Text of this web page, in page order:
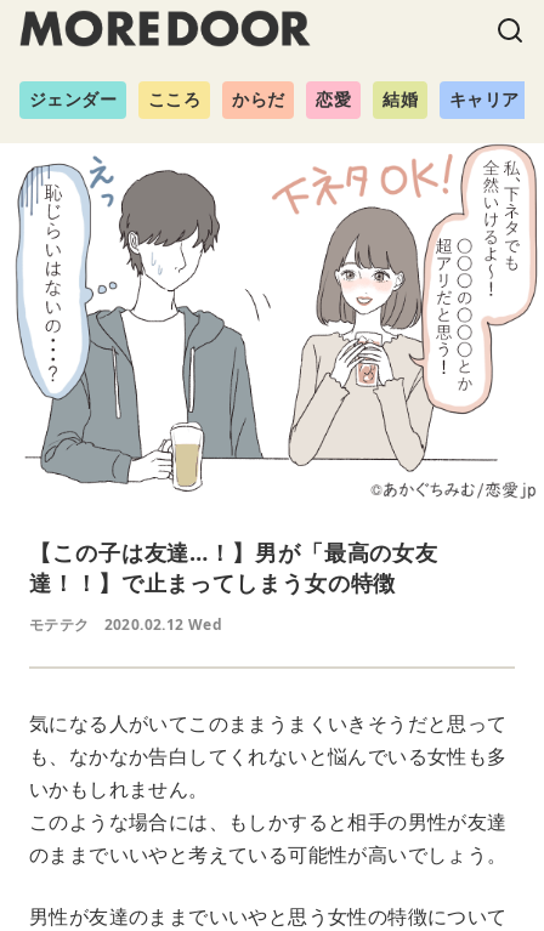
ジェンダー こころ からだ 恋愛 結婚 キャリア
【この子は友達…！】男が「最高の女友
達！！】で止まってしまう女の特徴
モテテク 2020.02.12 Wed
気になる人がいてこのままうまくいきそうだと思って
も、なかなか告白してくれないと悩んでいる女性も多
いかもしれません。
このような場合には、もしかすると相手の男性が友達
のままでいいやと考えている可能性が高いでしょう。
男性が友達のままでいいやと思う女性の特徴について